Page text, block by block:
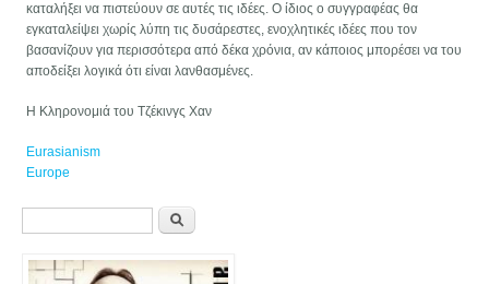
καταλήξει να πιστεύουν σε αυτές τις ιδέες. Ο ίδιος ο συγγραφέας θα
εγκαταλείψει χωρίς λύπη τις δυσάρεστες, ενοχλητικές ιδέες που τον
βασανίζουν για περισσότερα από δέκα χρόνια, αν κάποιος μπορέσει να του
αποδείξει λογικά ότι είναι λανθασμένες.
Η Κληρονομιά του Τζέκινγς Χαν
Eurasianism
Europe
Formulario de búsqueda
Buscar